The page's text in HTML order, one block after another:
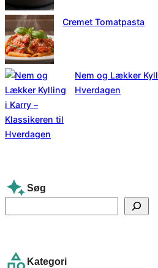
Cremet Tomatpasta
Nem og Lækker
Hverdagen
Søg
e
c
Kategori